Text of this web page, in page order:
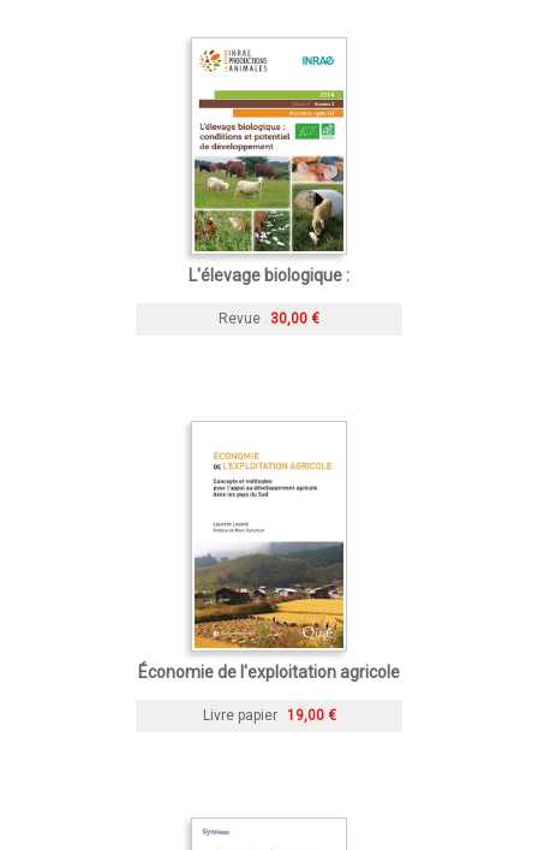
L'élevage biologique :
Revue 30,00 €
Économie de l'exploitation agricole
Livre papier 19,00 €